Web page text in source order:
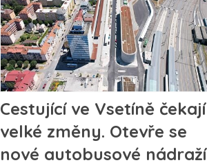
Cestující ve Vsetíně čekají
velké změny. Otevře se
nové autobusové nádraží